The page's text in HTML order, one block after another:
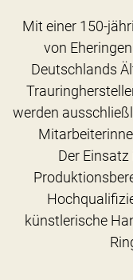
Mit einer 150-
von
Deutschlands
werden
Der
künstlerische